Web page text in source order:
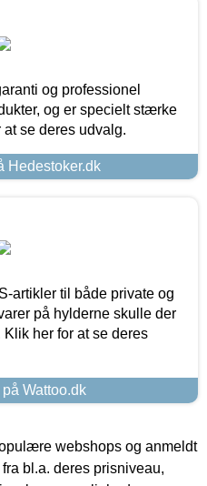
og professionel
og er specielt stærke
se deres udvalg.
Hedestoker.dk
artikler til både private og
på hylderne skulle der
her for at se deres
Wattoo.dk
webshops og anmeldt
bl.a. deres prisniveau,